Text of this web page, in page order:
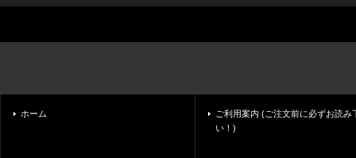
ホーム
ご利用案内 (ご注文前に必ずお読み
い！)